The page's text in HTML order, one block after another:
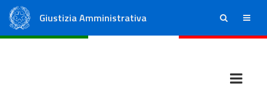
Giustizia Amministrativa ricerca menu